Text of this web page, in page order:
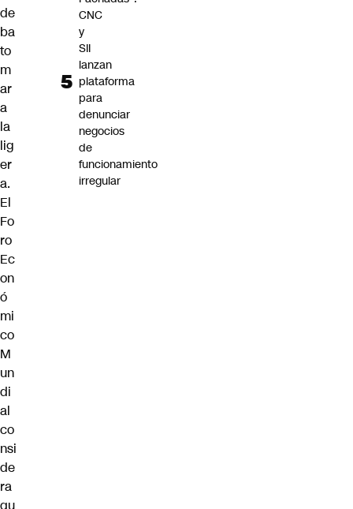
de
ba
to
m
ar
a
la
lig
er
a.
El
Fo
ro
Ec
on
ó
mi
co
M
un
di
al
co
nsi
de
ra
qu
CNC
y
SII
lanzan
plataforma
para
denunciar
negocios
de
funcionamiento
irregular